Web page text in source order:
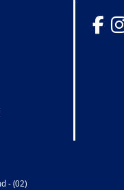
- (02)